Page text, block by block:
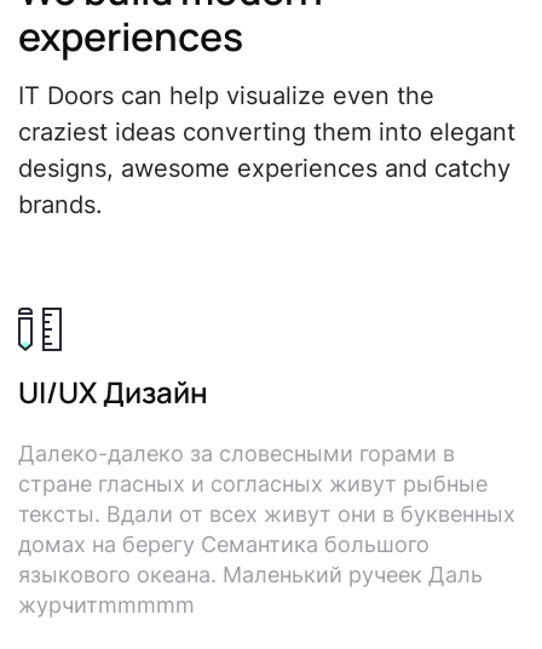
i
o
n
-
I
T
-
D
o
experiences
IT Doors can help visualize even the
craziest ideas converting them into elegant
designs, awesome experiences and catchy
brands.
UI/UX Дизайн
Далеко-далеко за словесными горами в
стране гласных и согласных живут рыбные
тексты. Вдали от всех живут они в буквенных
домах на берегу Семантика большого
языкового океана. Маленький ручеек Даль
журчитmmmmm